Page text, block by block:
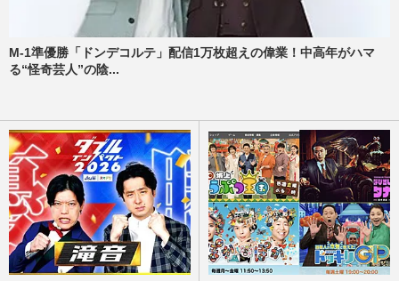
M-1準優勝「ドンデコルテ」配信1万枚超えの偉業！中高年がハマ
る“怪奇芸人”の陰...